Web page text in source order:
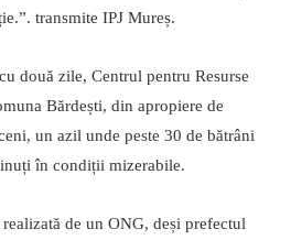
transmite IPJ Mureș.
două zile, Centrul pentru Resurse
Bărdești, din apropiere de
un azil unde peste 30 de bătrâni
în condiții mizerabile.
de un ONG, deși prefectul